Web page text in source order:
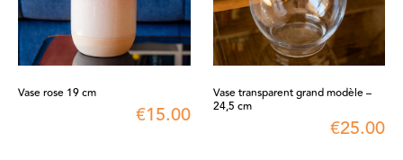
Vase rose 19 cm
€15.00
Vase transparent grand modèle –
24,5 cm
€25.00